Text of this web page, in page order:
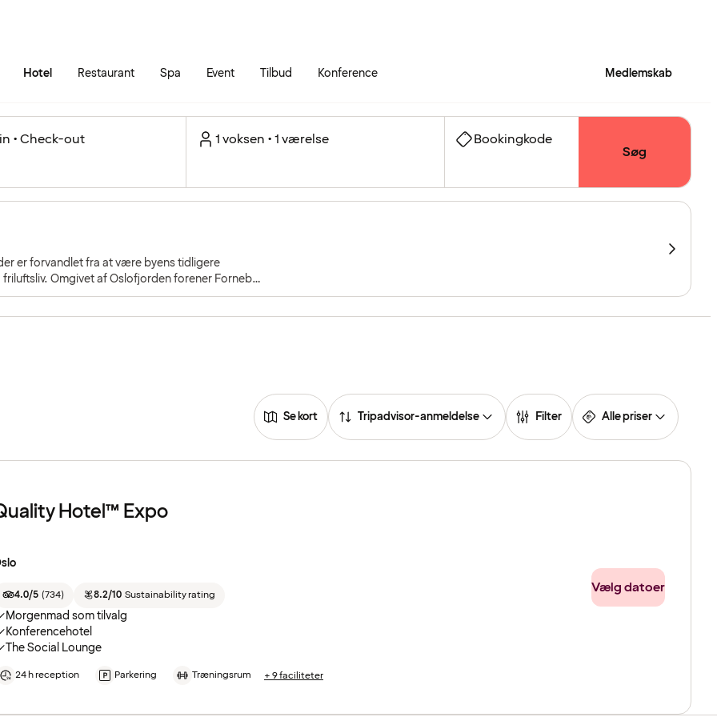
Hotel Restaurant Spa Event Tilbud Konference Medlemskab
• Check-out 1 voksen • 1 værelse Bookingkode
Søg
er forvandlet fra at være byens tidligere
Omgivet af Oslofjorden forener Fornebu
Se kort
Tripadvisor-anmeldelse Filter Alle priser
Hotel™ Expo
4.0/5 (734) 8.2/10 Sustainability rating
Morgenmad som tilvalg
Konferencehotel
The Social Lounge
24 h reception Parkering Træningsrum + 9 faciliteter
Vælg datoer